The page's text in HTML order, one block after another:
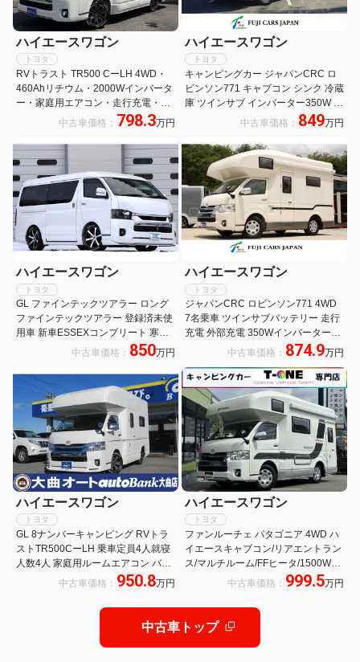
ハイエースワゴン
トヨタ
RVトラスト TR500 CーLH 4WD・
460Ahリチウム・2000Wインバータ
ー・家庭用エアコン・走行充電・外
部充電・シンク・レンジ・45L冷蔵
庫・後席TV・FFヒーター・遮光スク
リーン・マルチルーム・フルセグナ
ビ・デジタルミラー
中古車価格： 798.3万円
ハイエースワゴン
トヨタ
キャンピングカー ジャパンCRC ロ
ビンソン771 キャブコン シンク 冷蔵
庫 ツインサブ インバーター350W べ
バスト製FFヒーター 液晶テレビ マ
ETC 常時モニター サイドオーニング
地デジチューナー
中古車価格： 849万円
ハイエースワゴン
トヨタ
GL ファインテックツアラー ロング
ファインテックツアラー 登録済未使
用車 新車ESSEXコンプリート 寒冷
地仕様 パノラミックビュー 両側パワ
クローズ ESSEXエアロ 玄武ローダ
中古車価格： 850万円
ハイエースワゴン
トヨタ
ジャパンCRC ロビンソン771 4WD
7名乗車 ツインサブバッテリー 走行
充電 外部充電 350Wインバーター
FFヒーター 冷蔵庫 TV マックスファ
バックカメラ キャンピングカー
中古車価格： 874.9万円
ハイエースワゴン
トヨタ
GL 8ナンバーキャンピング RVトラ
ストTR500CーLH 乗車定員4人就寝
人数4人 家庭用ルームエアコン バン
クベッド ソファー ベッド テーブル
シンク 給排水タンク シューズBOX
中古車価格： 950.8万円
ハイエースワゴン
トヨタ
ファンルーチェ パタゴニア 4WD ハ
イエースキャブコン/リアエントラン
ス/マルチルーム/FFヒータ/1500Wイ
ンバータ/ツインサブBT/MAXFAN/サ
イドオーニング/リアTV/UIビークル
ショックアブソーバー・スタビライ
ザー
中古車価格： 999.5万円
中古車トップ